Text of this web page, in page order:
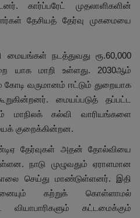
கார்ப்பரேட் முதலாளிகளின்
தேசியத் தேர்வு முகமையை
மையங்கள் நடத்துவது ரூ.60,000
யாக மாறி உள்ளது. 2030ஆம்
வருமானம் ஈட்டும் துறையாக
மையப்படுத் தப்பட்ட
மாநிலக் கல்வி வாரியங்களை
குறைக்கின்றன.
தேர்வுகள் அதன் தோல்வியை
நாடு முழுவதும் ஏராளமான
செய்து மாண்டுள்ளனர். இதி
கற்றுக் கொள்ளாமல்
வியாபாரிகளும் கட்டமைக்கும்